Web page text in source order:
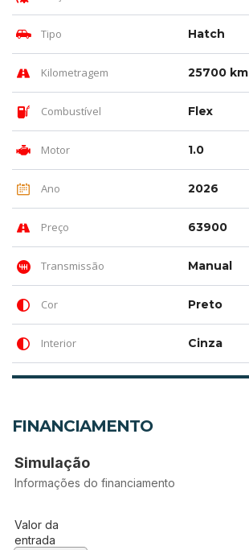
Tipo Hatch
Kilometragem 25700 km
Combustível Flex
Motor 1.0
Ano 2026
Preço 63900
Transmissão Manual
Cor Preto
Interior Cinza
FINANCIAMENTO